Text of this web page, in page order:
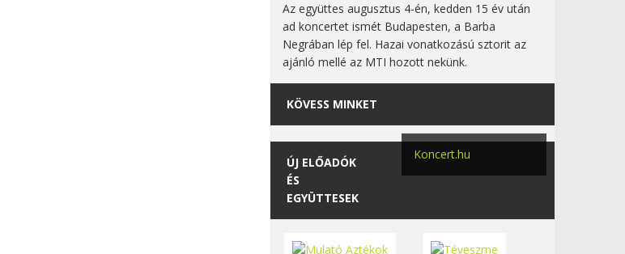
Az együttes augusztus 4-én, kedden 15 év után
ad koncertet ismét Budapesten, a Barba
Negrában lép fel. Hazai vonatkozású sztorit az
ajánló mellé az MTI hozott nekünk.
KÖVESS MINKET
Koncert.hu
ÚJ ELŐADÓK
ÉS
EGYÜTTESEK